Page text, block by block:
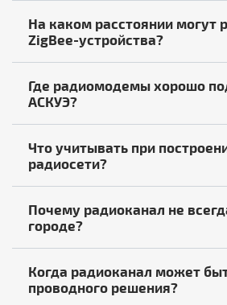
На каком расстоянии могут
ZigBee-устройства?
Где радиомодемы хорошо
АСКУЭ?
Что учитывать при
радиосети?
Почему радиоканал не
городе?
Когда радиоканал может
проводного решения?